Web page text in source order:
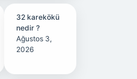
32 karekökü
nedir ?
Ağustos 3,
2026